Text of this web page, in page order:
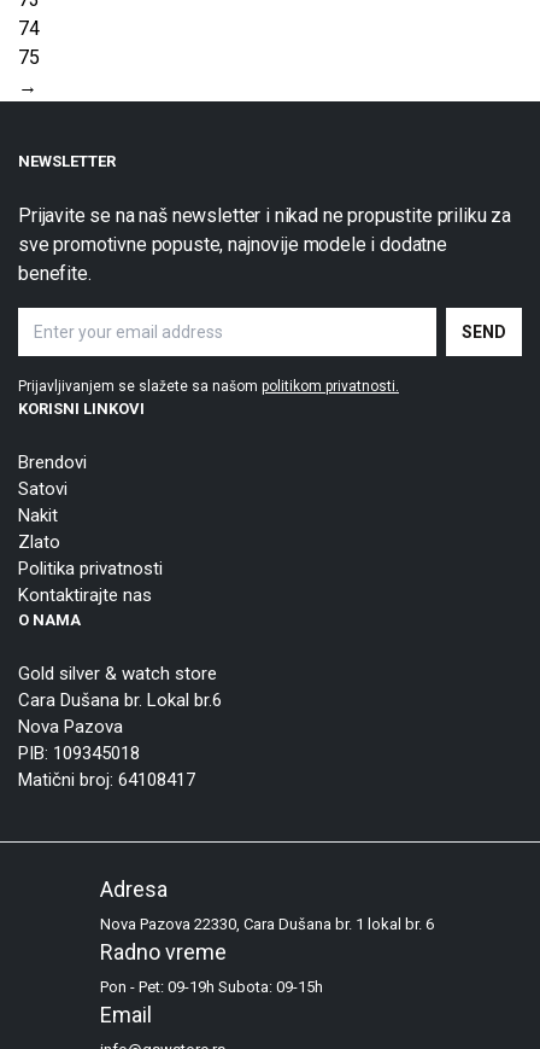
74
75
→
NEWSLETTER
Prijavite se na naš newsletter i nikad ne propustite priliku za
sve promotivne popuste, najnovije modele i dodatne
benefite.
Prijavljivanjem se slažete sa našom politikom privatnosti.
KORISNI LINKOVI
Brendovi
Satovi
Nakit
Zlato
Politika privatnosti
Kontaktirajte nas
O NAMA
Gold silver & watch store
Cara Dušana br. Lokal br.6
Nova Pazova
PIB: 109345018
Matični broj: 64108417
Adresa
Nova Pazova 22330, Cara Dušana br. 1 lokal br. 6
Radno vreme
Pon - Pet: 09-19h Subota: 09-15h
Email